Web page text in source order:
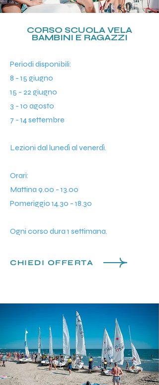
CORSO SCUOLA VELA
BAMBINI E RAGAZZI
Periodi disponibili:
8 - 15 giugno
15 - 22 giugno
3 - 10 agosto
7 - 14 settembre
Lezioni dal lunedì al venerdì.
Orari:
Mattina 9.00 - 13.00
Pomeriggio 14.30 - 18.30
Ogni corso dura 1 settimana.
CHIEDI OFFERTA